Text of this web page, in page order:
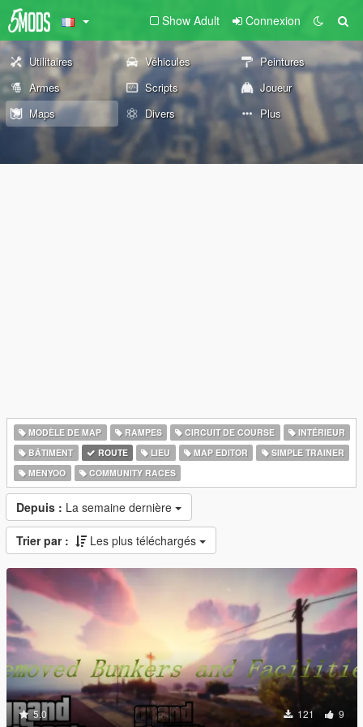
Show Adult Connexion
Utilitaires Véhicules
Peintures
Armes
Scripts
Joueur
Maps
Divers Plus
MODÈLE DE MAP RAMPES CIRCUIT DE COURSE
INTÉRIEUR
BÂTIMENT
ROUTE LIEU MAP EDITOR
SIMPLE TRAINER
MENYOO
COMMUNITY RACES
Depuis : La semaine dernière
Trier par : Les plus téléchargés
5.0 121 9